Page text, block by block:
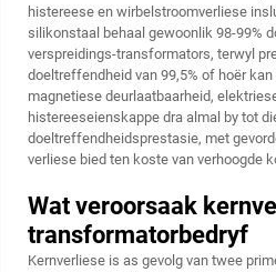
histereese en wirbelstroomverliese
silikonstaal behaal gewoonlik 98-99%
verspreidings-transformators, terwyl
doeltreffendheid van 99,5% of hoër
magnetiese deurlaatbaarheid,
histereeseienskappe dra almal by tot
doeltreffendheidsprestasie, met
verliese bied ten koste van verhoogde
Wat veroorsaak
transformatorbedryf
Kernverliese is as gevolg van twee